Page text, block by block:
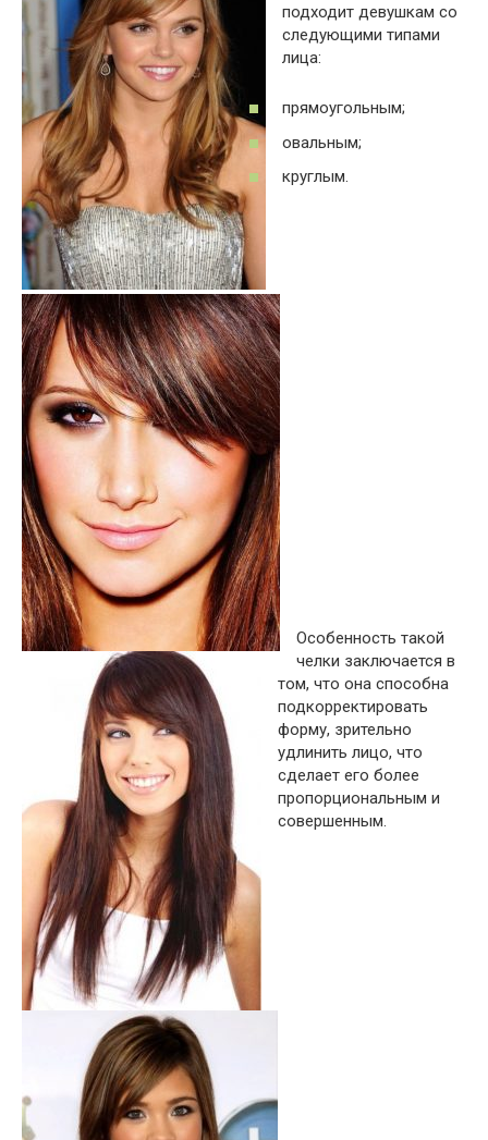
подходит девушкам со
следующими типами
лица:
прямоугольным;
овальным;
круглым.
Особенность такой
челки заключается в
том, что она способна
подкорректировать
форму, зрительно
удлинить лицо, что
сделает его более
пропорциональным и
совершенным.